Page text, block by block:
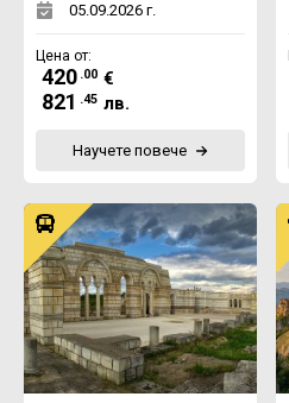
05.09.2026 г.
Цена от:
420 .00 €
821 .45 лв.
Научете повече